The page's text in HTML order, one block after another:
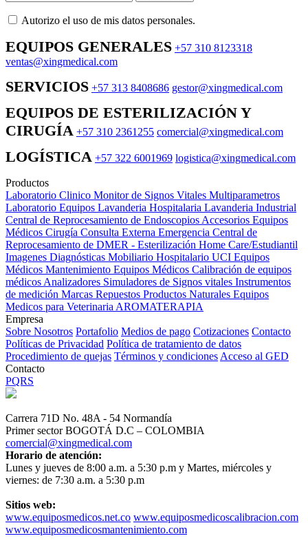
Autorizo ​​el uso de mis datos personales.
EQUIPOS GENERALES +57 310 8123318
ventas@xingmedical.com
SERVICIOS +57 313 8408686 gestor@xingmedical.com
EQUIPOS DE ESTERILIZACIÓN Y
CIRUGÍA +57 310 2361255 comercial@xingmedical.com
LOGÍSTICA +57 322 6001969 logistica@xingmedical.com
Productos
Laboratorio Clinico Monitor de Signos Vitales Multiparametros
Laboratorio Equipos Lavanderia Hospitalaria Lavanderia Industrial
Central de Reprocesamiento de Endoscopios Accesorios Equipos
Médicos Cirugía Consulta Externa Emergencia Central de
Reprocesamiento de DMER - Esterilización Home Care/Estudiantil
Imagenes Diagnósticas Mobiliario Hospitalario UCI Equipos
Médicos Mantenimiento Equipos Médicos Calibración de equipos
médicos Analizadores Simuladores de Signos vitales Instrumentos
de medición Marcas Repuestos Productos Naturales Equipos
Medicos para Veterinaria AROMATERAPIA
Empresa
Sobre Nosotros Portafolio Medios de pago Cotizaciones Contacto
Políticas de Privacidad Política de tratamiento de datos
Procedimiento de quejas Términos y condiciones Acceso al GED
Contacto
PQRS
Carrera 71D No. 48A - 54 Normandía
Primer sector BOGOTÁ D.C – COLOMBIA
comercial@xingmedical.com
Horario de atención:
Lunes y jueves de 8:00 a.m. a 5:30 p.m y Martes, miércoles y
viernes: de 7:30 a.m. a 5:30 p.m
Sitios web:
www.equiposmedicos.net.co www.equiposmedicoscalibracion.com
www.equiposmedicosmantenimiento.com